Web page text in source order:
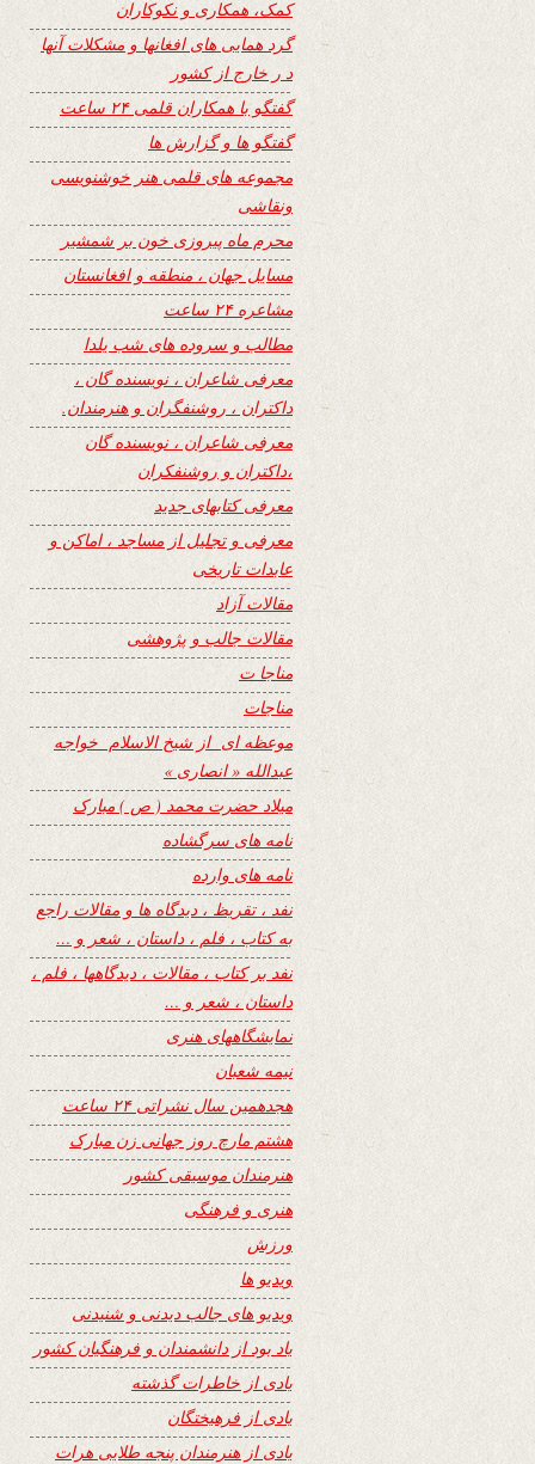
کمک، همکاری و نکوکاران
گرد همایی های افغانها و مشکلات آنها
د ر خارج از کشور
گفتگو با همکاران قلمی ۲۴ ساعت
گفتگو ها و گزارش ها
مجموعه های قلمی هنر خوشنویسی
ونقاشی
محرم ماه پیروزی خون بر شمشیر
مسایل جهان ، منطقه و افغانستان
مشاعره ۲۴ ساعت
مطالب و سروده های شب یلدا
معرفی شاعران ، نویسنده گان ،
داکتران ، روشنفگران و هنرمندان.
معرفی شاعران ، نویسنده گان
،داکتران و روشنفکران
معرفی کتابهای جدید
معرفی و تجلیل از مساجد ، اماکن و
عابدات تاریخی
مقالات آزاد
مقالات جالب و پژوهشی
مناجا ت
مناجات
موعظه ای از شیخ الاسلام خواجه
عبدالله « انصاری »
میلاد حضرت محمد ( ص ) مبارک
نامه های سرگشاده
نامه های وارده
نفد ، تقریظ ، دیدگاه ها و مقالات راجع
به کتاب ، فلم ، داستان ، شعر و …
نفد بر کتاب ، مقالات ، دیدگاهها ، فلم ،
داستان ، شعر و …
نمایشگاههای هنری
نیمه شعبان
هجدهمین سال نشراتی ۲۴ ساعت
هشتم مارچ روز جهانی زن مبارک
هنرمندان موسیقی کشور
هنری و فرهنگی
ورزش
ویدیو ها
ویدیو های جالب دیدنی و شنیدنی
یاد بود از دانشمندان و فرهنگیان کشور
یادی از خاطرات گذشته
یادی از فرهیختگان
یادی از هنرمندان پنجه طلایی هرات